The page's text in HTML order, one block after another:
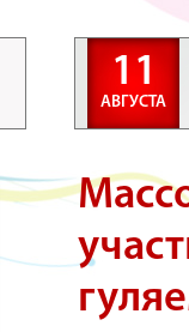
11
АВГУСТА